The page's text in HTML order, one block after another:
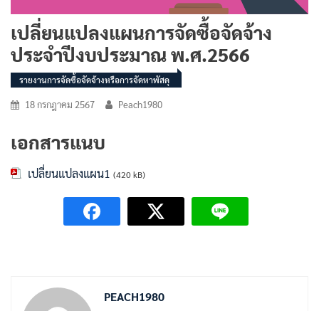
เปลี่ยนแปลงแผนการจัดซื้อจัดจ้าง
ประจำปีงบประมาณ พ.ศ.2566
รายงานการจัดซื้อจัดจ้างหรือการจัดหาพัสดุ
18 กรกฎาคม 2567 Peach1980
เอกสารแนบ
เปลี่ยนแปลงแผน1 (420 kB)
PEACH1980